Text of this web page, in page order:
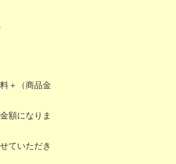
＋（商品金
額になりま
ていただき